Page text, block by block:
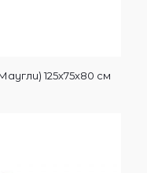
125х75х80 см